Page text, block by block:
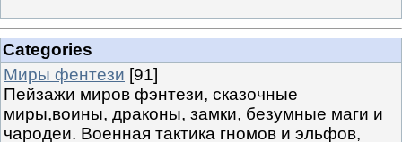
Categories
Миры фентези [91]
Пейзажи миров фэнтези, сказочные
миры,воины, драконы, замки, безумные маги и
чародеи. Военная тактика гномов и эльфов,